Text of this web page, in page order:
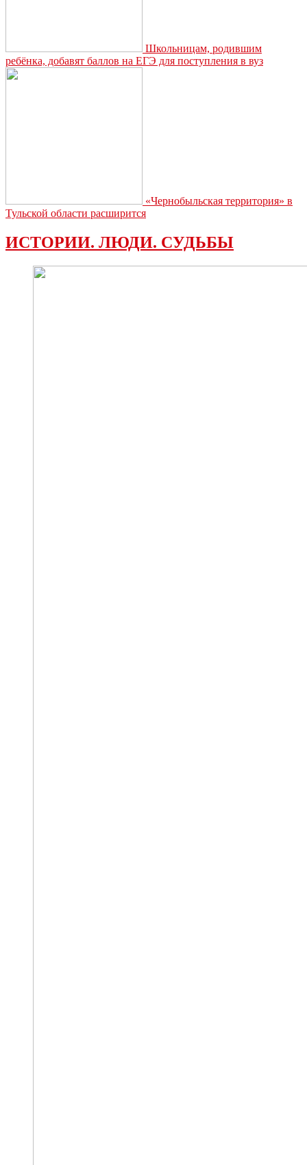
Школьницам, родившим
ребёнка, добавят баллов на ЕГЭ для поступления в вуз
«Чернобыльская территория» в
Тульской области расширится
ИСТОРИИ. ЛЮДИ. СУДЬБЫ